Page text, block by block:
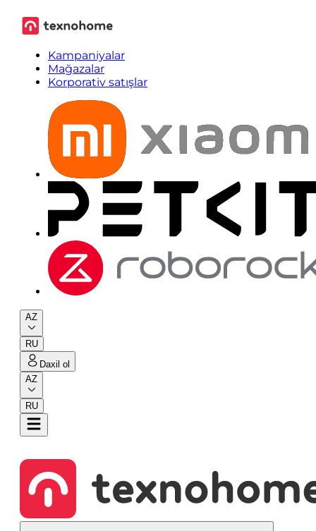
Kampaniyalar
Mağazalar
Korporativ satışlar
AZ
RU
Daxil ol
AZ
RU